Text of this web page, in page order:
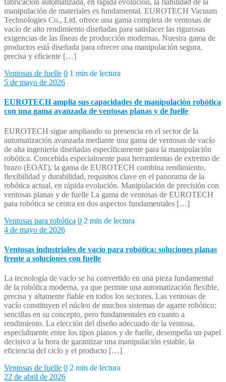
fabricación automatizada, en rápida evolución, la fiabilidad de la
manipulación de materiales es fundamental. EUROTECH Vacuum
Technologies Co., Ltd. ofrece una gama completa de ventosas de
vacío de alto rendimiento diseñadas para satisfacer las rigurosas
exigencias de las líneas de producción modernas. Nuestra gama de
productos está diseñada para ofrecer una manipulación segura,
precisa y eficiente […]
Ventosas de fuelle 0 1 min de lectura
5 de mayo de 2026
EUROTECH amplía sus capacidades de manipulación robótica
con una gama avanzada de ventosas planas y de fuelle
EUROTECH sigue ampliando su presencia en el sector de la
automatización avanzada mediante una gama de ventosas de vacío
de alta ingeniería diseñadas específicamente para la manipulación
robótica. Concebida especialmente para herramientas de extremo de
brazo (EOAT), la gama de EUROTECH combina rendimiento,
flexibilidad y durabilidad, requisitos clave en el panorama de la
robótica actual, en rápida evolución. Manipulación de precisión con
ventosas planas y de fuelle La gama de ventosas de EUROTECH
para robótica se centra en dos aspectos fundamentales […]
Ventosas para robótica 0 2 min de lectura
4 de mayo de 2026
Ventosas industriales de vacío para robótica: soluciones planas
frente a soluciones con fuelle
La tecnología de vacío se ha convertido en una pieza fundamental
de la robótica moderna, ya que permite una automatización flexible,
precisa y altamente fiable en todos los sectores. Las ventosas de
vacío constituyen el núcleo de muchos sistemas de agarre robótico:
sencillas en su concepto, pero fundamentales en cuanto a
rendimiento. La elección del diseño adecuado de la ventosa,
especialmente entre los tipos planos y de fuelle, desempeña un papel
decisivo a la hora de garantizar una manipulación estable, la
eficiencia del ciclo y el producto […]
Ventosas de fuelle 0 2 min de lectura
22 de abril de 2026